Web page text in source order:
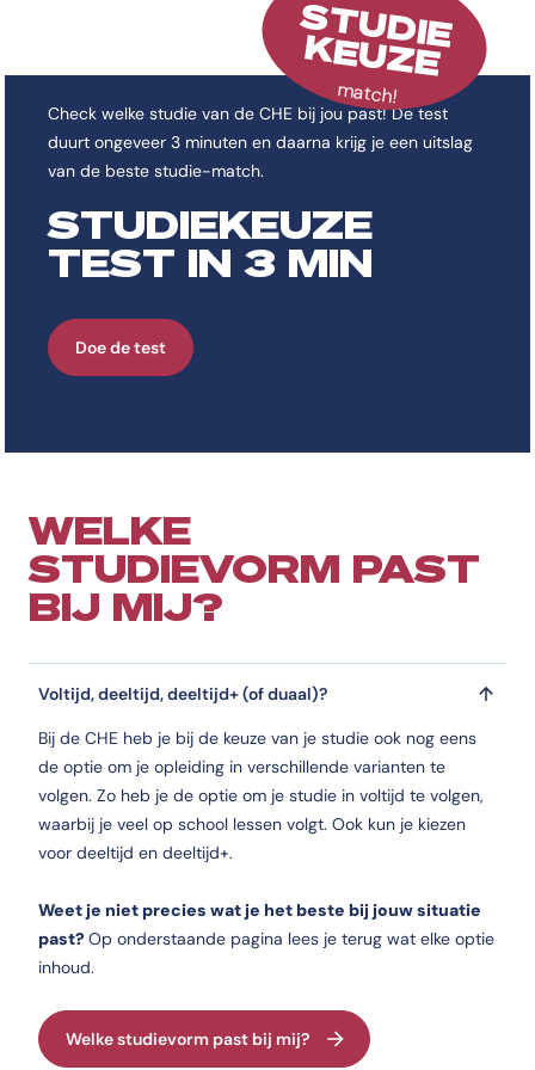
Check welke studie van de CHE bij jou past! De test
duurt ongeveer 3 minuten en daarna krijg je een uitslag
van de beste studie-match.
STUDIEKEUZE
TEST IN 3 MIN
Doe de test
STUDIE
KEUZE
match!
WELKE
STUDIEVORM PAST
BIJ MIJ?
Voltijd, deeltijd, deeltijd+ (of duaal)?
Bij de CHE heb je bij de keuze van je studie ook nog eens
de optie om je opleiding in verschillende varianten te
volgen. Zo heb je de optie om je studie in voltijd te volgen,
waarbij je veel op school lessen volgt. Ook kun je kiezen
voor deeltijd en deeltijd+.
Weet je niet precies wat je het beste bij jouw situatie
past? Op onderstaande pagina lees je terug wat elke optie
inhoud.
Welke studievorm past bij mij?